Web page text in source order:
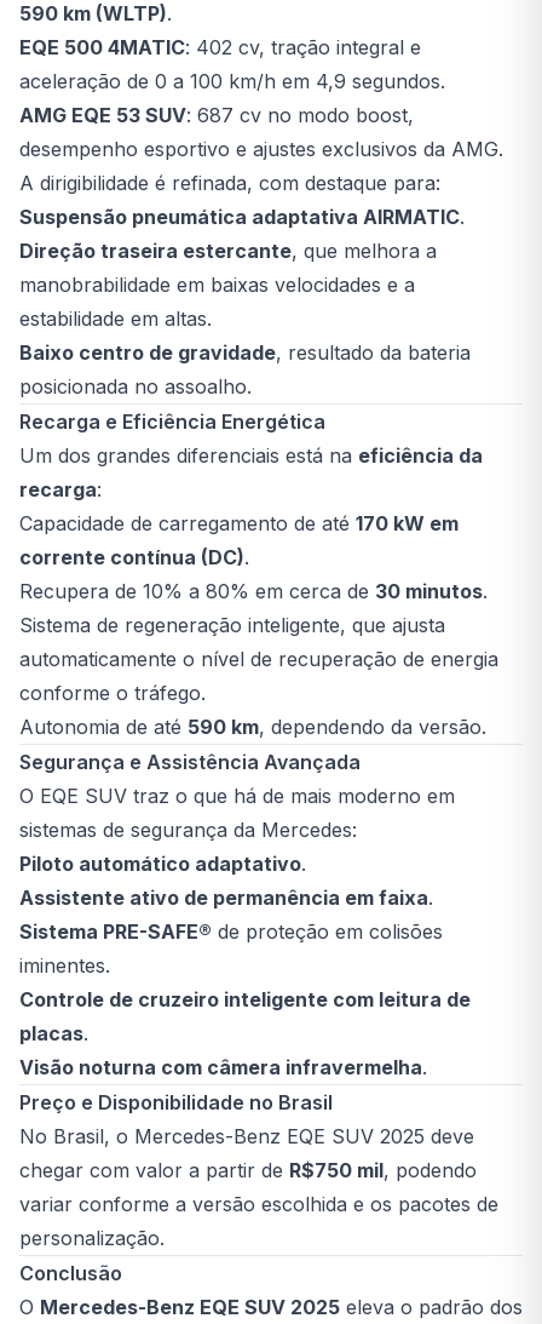
590 km (WLTP).
EQE 500 4MATIC: 402 cv, tração integral e
aceleração de 0 a 100 km/h em 4,9 segundos.
AMG EQE 53 SUV: 687 cv no modo boost,
desempenho esportivo e ajustes exclusivos da AMG.
A dirigibilidade é refinada, com destaque para:
Suspensão pneumática adaptativa AIRMATIC.
Direção traseira estercante, que melhora a
manobrabilidade em baixas velocidades e a
estabilidade em altas.
Baixo centro de gravidade, resultado da bateria
posicionada no assoalho.
Recarga e Eficiência Energética
Um dos grandes diferenciais está na eficiência da
recarga:
Capacidade de carregamento de até 170 kW em
corrente contínua (DC).
Recupera de 10% a 80% em cerca de 30 minutos.
Sistema de regeneração inteligente, que ajusta
automaticamente o nível de recuperação de energia
conforme o tráfego.
Autonomia de até 590 km, dependendo da versão.
Segurança e Assistência Avançada
O EQE SUV traz o que há de mais moderno em
sistemas de segurança da Mercedes:
Piloto automático adaptativo.
Assistente ativo de permanência em faixa.
Sistema PRE-SAFE® de proteção em colisões
iminentes.
Controle de cruzeiro inteligente com leitura de
placas.
Visão noturna com câmera infravermelha.
Preço e Disponibilidade no Brasil
No Brasil, o Mercedes-Benz EQE SUV 2025 deve
chegar com valor a partir de R$750 mil, podendo
variar conforme a versão escolhida e os pacotes de
personalização.
Conclusão
O Mercedes-Benz EQE SUV 2025 eleva o padrão dos